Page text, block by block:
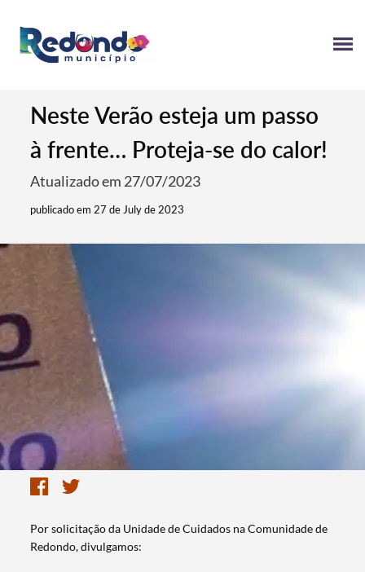
Neste Verão esteja um passo
à frente… Proteja-se do calor!
Atualizado em 27/07/2023
publicado em 27 de July de 2023
Por solicitação da Unidade de Cuidados na Comunidade de
Redondo, divulgamos: